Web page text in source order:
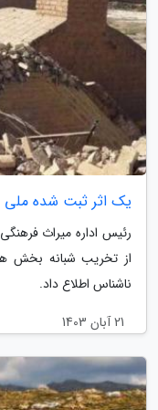
یک اثر ثبت شده ملی
رئیس اداره میراث
از تخریب شبانه بخش
ناشناس اطلاع داد.
21 آبان 1403